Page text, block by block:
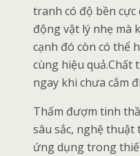
tranh có độ bền cực
động vật lý nhẹ mà
cạnh đó còn có thể
cùng hiệu quả.Chất
ngay khi chưa cắm
Thấm đượm tinh
sâu sắc, nghệ
ứng dụng trong